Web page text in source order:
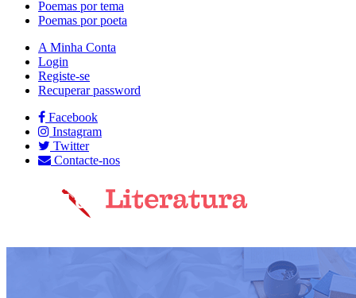
Poemas por tema
Poemas por poeta
A Minha Conta
Login
Registe-se
Recuperar password
Facebook
Instagram
Twitter
Contacte-nos